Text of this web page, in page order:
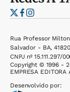
Rua Professor
Salvador - BA,
CNPJ nº 15.111.297/
Copyright © 1996 -
EMPRESA EDITORA
Desenvolvido por: